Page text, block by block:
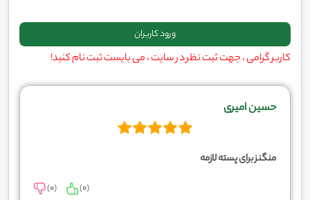
کاربر گرامی ، جهت ثبت نظر در سایت ، می بایست ثبت نام کنید!
حسین امیری
منگنز برای پسته لازمه
(
0
) (
0
)